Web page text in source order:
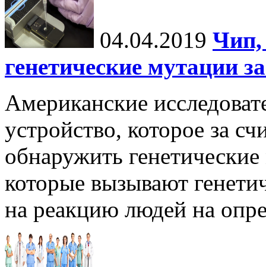
04.04.2019 Чип,
генетические мутации
Американские
устройство, которое за
обнаружить
которые вызывают
на реакцию людей на